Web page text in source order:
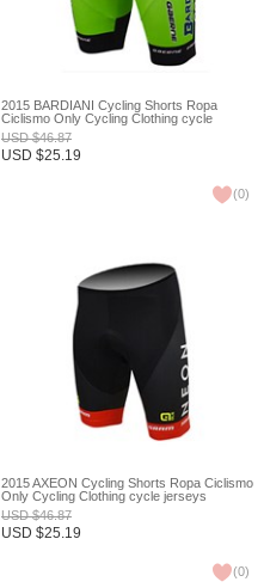
2015 BARDIANI Cycling Shorts Ropa
Ciclismo Only Cycling Clothing cycle
jerseys Ciclismo bicicletas maillot ciclismo
XXS
USD$46.87
USD $25.19
(0)
2015 AXEON Cycling Shorts Ropa Ciclismo
Only Cycling Clothing cycle jerseys
Ciclismo bicicletas maillot ciclismo XXS
USD$46.87
USD $25.19
(0)